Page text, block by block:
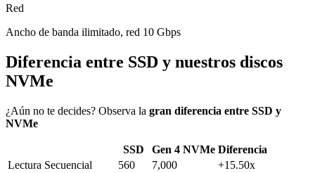
Red
Ancho de banda ilimitado, red 10 Gbps
Diferencia entre SSD y nuestros discos
NVMe
¿Aún no te decides? Observa la gran diferencia entre SSD y
NVMe
SSD Gen 4 NVMe Diferencia
Lectura Secuencial
560 7,000
+15.50x